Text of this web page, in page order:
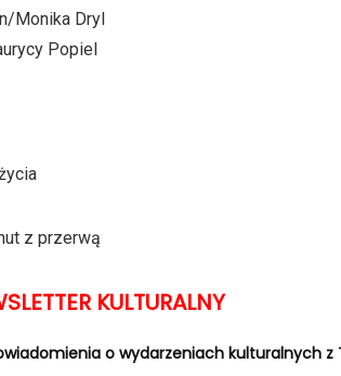
Monika Dryl
Popiel
z przerwą
KULTURALNY
o wydarzeniach kulturalnych z